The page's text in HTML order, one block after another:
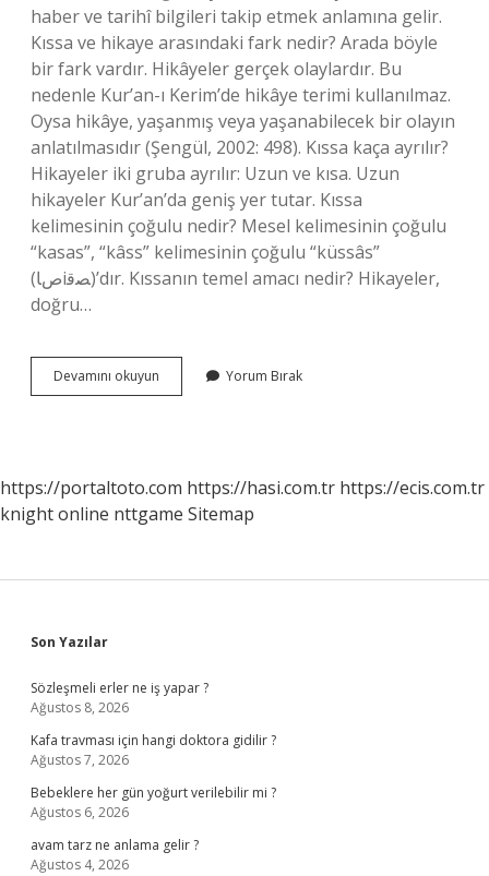
haber ve tarihî bilgileri takip etmek anlamına gelir.
Kıssa ve hikaye arasındaki fark nedir? Arada böyle
bir fark vardır. Hikâyeler gerçek olaylardır. Bu
nedenle Kur’an-ı Kerim’de hikâye terimi kullanılmaz.
Oysa hikâye, yaşanmış veya yaşanabilecek bir olayın
anlatılmasıdır (Şengül, 2002: 498). Kıssa kaça ayrılır?
Hikayeler iki gruba ayrılır: Uzun ve kısa. Uzun
hikayeler Kur’an’da geniş yer tutar. Kıssa
kelimesinin çoğulu nedir? Mesel kelimesinin çoğulu
“kasas”, “kâss” kelimesinin çoğulu “küssâs”
(صﺎiﺼﻗ)’dır. Kıssanın temel amacı nedir? Hikayeler,
doğru…
Devamını okuyun
Nedir
Yorum Bırak
https://portaltoto.com https://hasi.com.tr https://ecis.com.tr
knight online nttgame Sitemap
Sidebar
Son Yazılar
Sözleşmeli erler ne iş yapar ?
Ağustos 8, 2026
Kafa travması için hangi doktora gidilir ?
Ağustos 7, 2026
Bebeklere her gün yoğurt verilebilir mi ?
Ağustos 6, 2026
avam tarz ne anlama gelir ?
Ağustos 4, 2026